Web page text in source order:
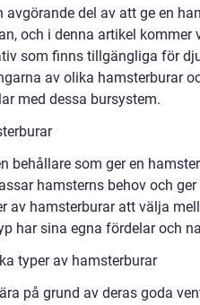
avgörande del av att ge en
och i denna artikel
som finns tillgängliga för
av olika hamsterburar
med dessa bursystem.
behållare som ger en
hamsterns behov och
av hamsterburar att välja
har sina egna fördelar och
typer av hamsterburar
på grund av deras goda